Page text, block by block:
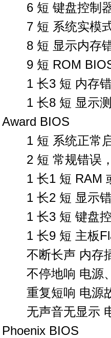
6 短 键盘控制
7 短 系统实模式
8 短 显示内存错
9 短 ROM BIOS
1 长3 短 内存错
1 长8 短 显示测
Award BIOS
1 短 系统正常
2 短 常规错误，
1 长1 短 RAM
1 长2 短 显示错
1 长3 短 键盘控
1 长9 短 主板
不断长声 内存
不停地响 电源、
重复短响 电源
无声音无显示
Phoenix BIOS